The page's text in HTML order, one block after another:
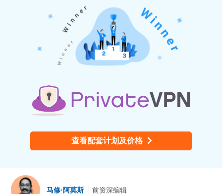
查看配套计划及价格
马修·阿莫斯 前资深编辑